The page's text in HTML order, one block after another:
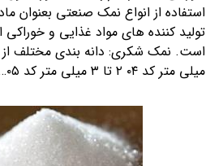
استفاده از انواع نمک صنعتی بعنوان
تولید کننده های مواد غذایی و
میلی متر کد ۰۴ ۲ تا ۳ میلی متر کد ۰۵…